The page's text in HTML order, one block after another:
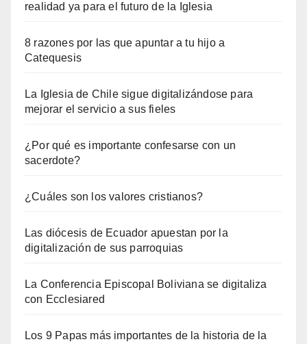
realidad ya para el futuro de la Iglesia
8 razones por las que apuntar a tu hijo a
Catequesis
La Iglesia de Chile sigue digitalizándose para
mejorar el servicio a sus fieles
¿Por qué es importante confesarse con un
sacerdote?
¿Cuáles son los valores cristianos?
Las diócesis de Ecuador apuestan por la
digitalización de sus parroquias
La Conferencia Episcopal Boliviana se digitaliza
con Ecclesiared
Los 9 Papas más importantes de la historia de la